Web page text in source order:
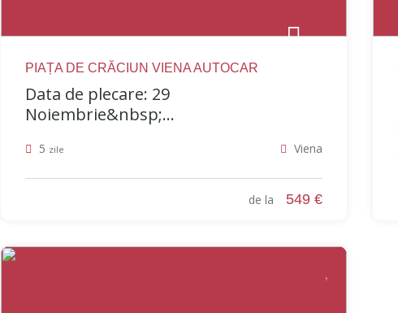
PIAȚA DE CRĂCIUN VIENA AUTOCAR
Data de plecare: 29
Noiembrie&nbsp;...
5 zile Viena
de la 549 €